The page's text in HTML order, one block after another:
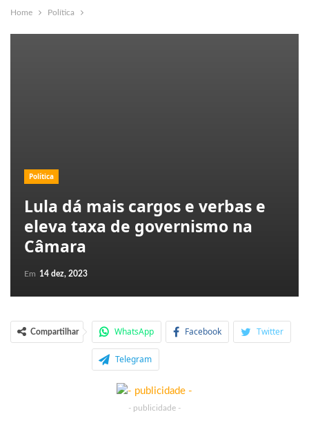
Home Política
Política
Lula dá mais cargos e verbas e
eleva taxa de governismo na
Câmara
Em 14 dez, 2023
Compartilhar WhatsApp Facebook Twitter
Telegram
- publicidade -